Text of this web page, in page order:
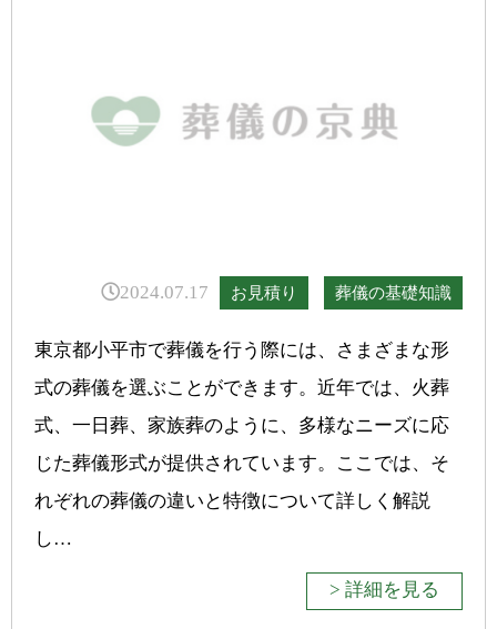
2024.07.17 お見積り 葬儀の基礎知識
東京都小平市で葬儀を行う際には、さまざまな形
式の葬儀を選ぶことができます。近年では、火葬
式、一日葬、家族葬のように、多様なニーズに応
じた葬儀形式が提供されています。ここでは、そ
れぞれの葬儀の違いと特徴について詳しく解説
し…
> 詳細を見る